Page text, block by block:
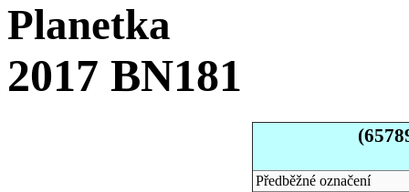
Planetka
2017 BN181
Předběžné označení